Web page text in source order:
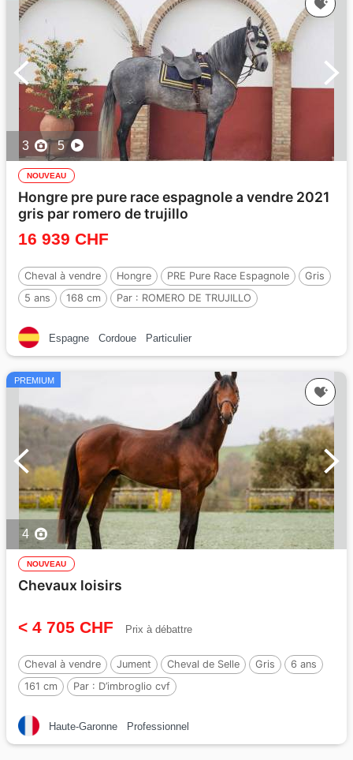
3 5
NOUVEAU
Hongre pre pure race espagnole a vendre 2021
gris par romero de trujillo
16 939 CHF
Cheval à vendre Hongre PRE Pure Race Espagnole
Gris
5 ans
168 cm Par : ROMERO DE TRUJILLO
Espagne Cordoue Particulier
PREMIUM
4
NOUVEAU
Chevaux loisirs
< 4 705 CHF Prix à débattre
Cheval à vendre Jument Cheval de Selle Gris
6 ans
161 cm
Par : D’imbroglio cvf
Haute-Garonne Professionnel